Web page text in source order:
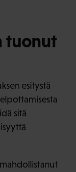
tuonut
esitystä
sitä